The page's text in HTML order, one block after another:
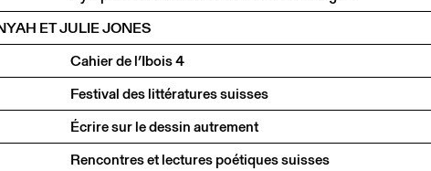
ET JULIE JONES
Cahier de l’Ibois 4
Festival des littératures suisses
Écrire sur le dessin autrement
Rencontres et lectures poétiques suisses